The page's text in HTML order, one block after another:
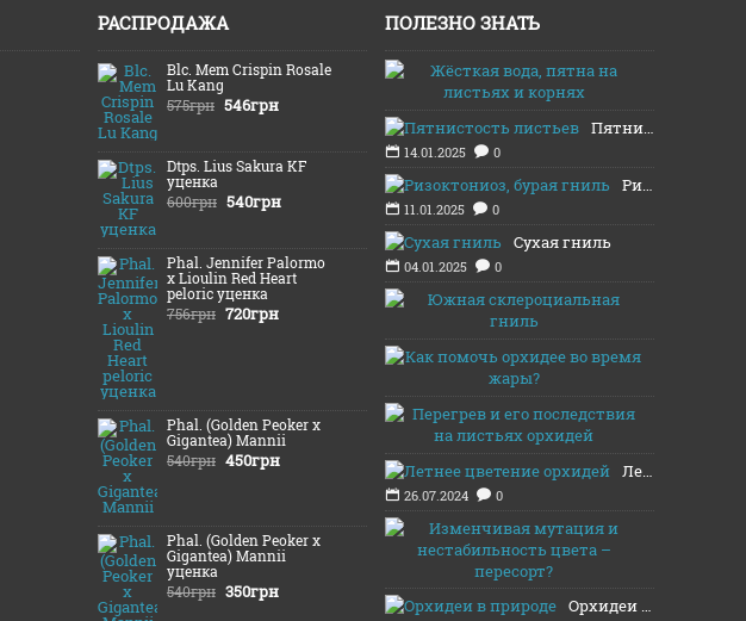
РАСПРОДАЖА
Blc. Mem Crispin Rosale
Lu Kang
575грн 546грн
Dtps. Lius Sakura KF
уценка
600грн 540грн
Phal. Jennifer Palormo
x Lioulin Red Heart
peloric уценка
756грн 720грн
Phal. (Golden Peoker x
Gigantea) Mannii
540грн 450грн
Phal. (Golden Peoker x
Gigantea) Mannii
уценка
540грн 350грн
ПОЛЕЗНО ЗНАТЬ
Пятнистость листьев
14.01.2025 0
Ризоктониоз, бурая гниль
11.01.2025 0
Сухая гниль
04.01.2025 0
Летнее цветение орхидей
26.07.2024 0
Орхидеи в природе